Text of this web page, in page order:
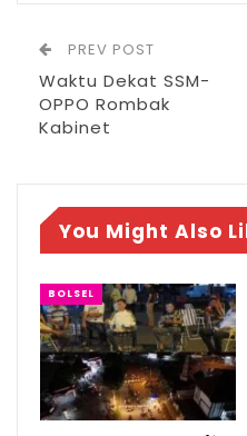
Daerah yang
pendanaan bersifat
PREV POST
Waktu Dekat SSM-
OPPO Rombak
Kabinet
You Might Also
BOLSEL